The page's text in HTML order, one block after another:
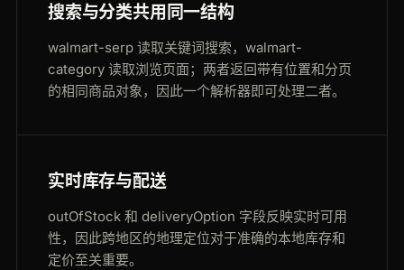
搜索与分类共用同一结构
walmart-serp 读取关键词搜索，walmart-
category 读取浏览页面；两者返回带有位置和分页
的相同商品对象，因此一个解析器即可处理二者。
实时库存与配送
outOfStock 和 deliveryOption 字段反映实时可用
性，因此跨地区的地理定位对于准确的本地库存和
定价至关重要。